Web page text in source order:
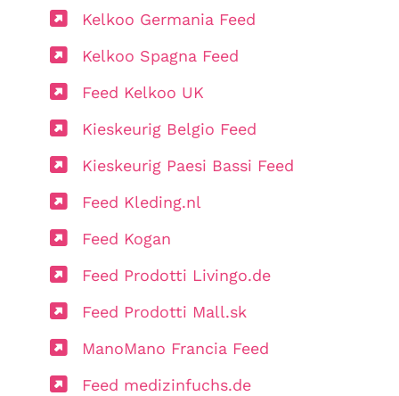
Kelkoo Germania Feed
Kelkoo Spagna Feed
Feed Kelkoo UK
Kieskeurig Belgio Feed
Kieskeurig Paesi Bassi Feed
Feed Kleding.nl
Feed Kogan
Feed Prodotti Livingo.de
Feed Prodotti Mall.sk
ManoMano Francia Feed
Feed medizinfuchs.de